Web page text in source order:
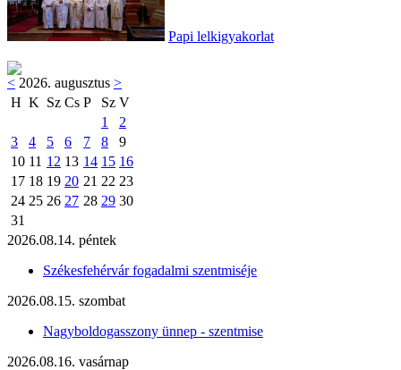
Papi lelkigyakorlat
< 2026. augusztus >
H K Sz Cs P Sz V
1
2
3
4 5 6 7 8
9
10 11 12 13 14 15 16
17 18 19 20 21 22 23
24 25 26 27 28 29 30
31
2026.08.14. péntek
Székesfehérvár fogadalmi szentmiséje
2026.08.15. szombat
Nagyboldogasszony ünnep - szentmise
2026.08.16. vasárnap